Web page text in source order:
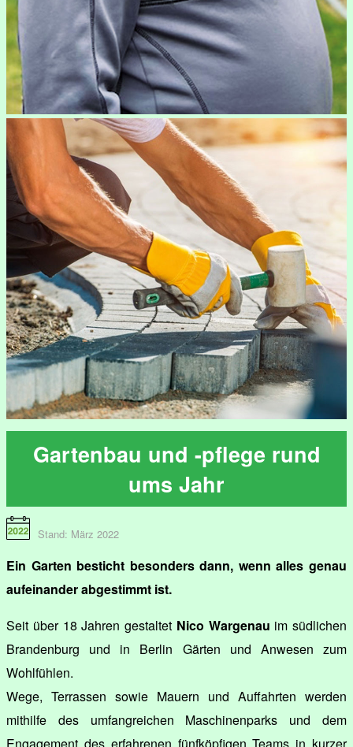
Gartenbau und -pflege rund
ums Jahr
Stand: März 2022
Ein Garten besticht besonders dann, wenn alles genau
aufeinander abgestimmt ist.
Seit über 18 Jahren gestaltet Nico Wargenau im südlichen
Brandenburg und in Berlin Gärten und Anwesen zum
Wohlfühlen.
Wege, Terrassen sowie Mauern und Auffahrten werden
mithilfe des umfangreichen Maschinenparks und dem
Engagement des erfahrenen fünfköpfigen Teams in kurzer